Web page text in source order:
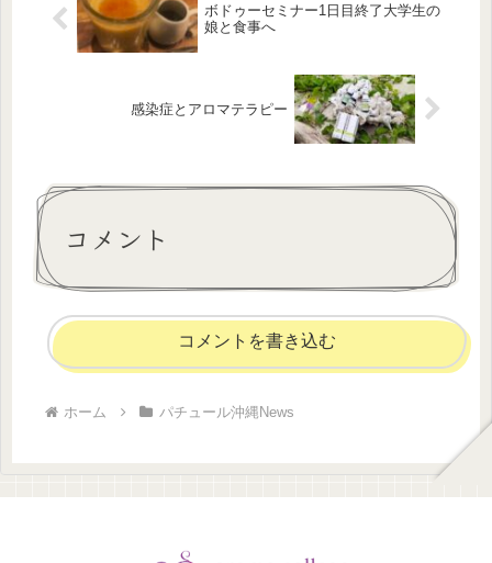
ボドゥーセミナー1日目終了大学生の
娘と食事へ
感染症とアロマテラピー
コメント
コメントを書き込む
ホーム パチュール沖縄News